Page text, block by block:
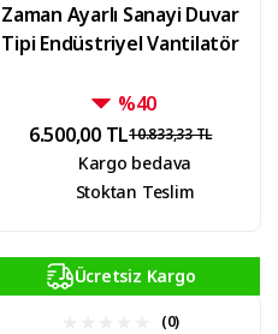
Zaman Ayarlı Sanayi Duvar
Tipi Endüstriyel Vantilatör
%40
6.500,00 TL10.833,33 TL
Kargo bedava
Stoktan Teslim
Ücretsiz Kargo
(0)